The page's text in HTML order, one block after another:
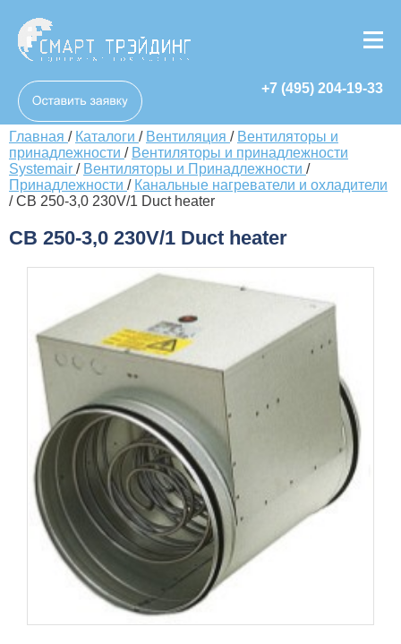
+7 (495) 204-19-33
Главная / Каталоги / Вентиляция / Вентиляторы и
принадлежности / Вентиляторы и принадлежности
Systemair / Вентиляторы и Принадлежности /
Принадлежности / Канальные нагреватели и охладители
/CB 250-3,0 230V/1 Duct heater
CB 250-3,0 230V/1 Duct heater